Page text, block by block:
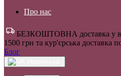
Про нас
БЕЗКОШТОВНА доставка у
1500 грн та кур'єрська доставка
Блог